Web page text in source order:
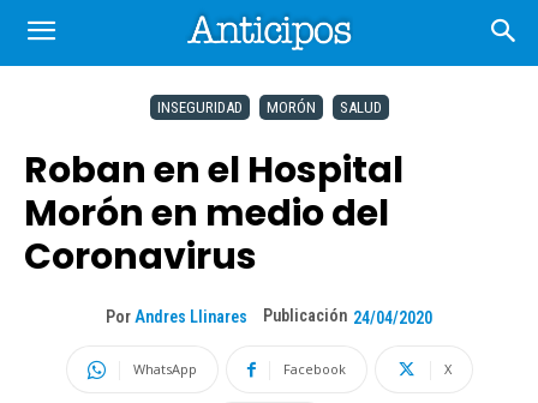
INSEGURIDAD MORÓN SALUD
Roban en el Hospital
Morón en medio del
Coronavirus
Por Andres Llinares Publicación 24/04/2020
WhatsApp Facebook X